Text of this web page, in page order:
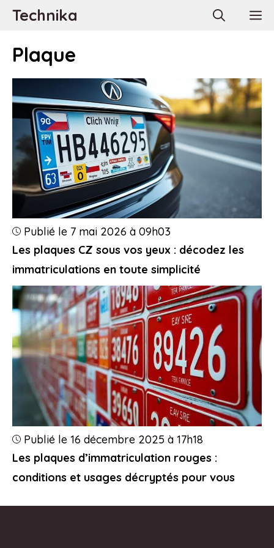
AllerTechnika
Plaque
Les plaques CZ sous vos yeux : décodez les
immatriculations en toute simplicité
Publié le 7 mai 2026 à 09h03
Les plaques d’immatriculation rouges :
conditions et usages décryptés pour vous
Publié le 16 décembre 2025 à 17h18